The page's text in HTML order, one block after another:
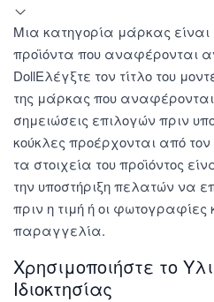
Μια κατηγορία μάρκας είναι
προϊόντα που αναφέρονται
DollΕλέγξτε τον τίτλο του
της μάρκας που
σημειώσεις επιλογών πριν
κούκλες προέρχονται από
τα στοιχεία του προϊόντος
την υποστήριξη πελατών να
πριν η τιμή ή οι φωτογραφίες
παραγγελία.
Χρησιμοποιήστε το
Ιδιοκτησίας